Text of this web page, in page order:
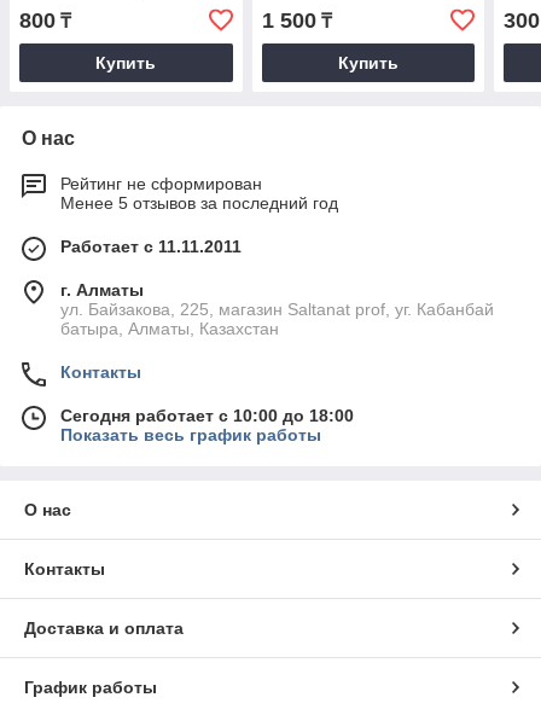
800 ₸
Купить
1 500₸
Купить
300
О нас
Рейтинг не сформирован
Менее 5 отзывов за последний год
Работает с 11.11.2011
г. Алматы
ул. Байзакова, 225, магазин Saltanat prof, уг. Кабанбай
батыра, Алматы, Казахстан
Контакты
Сегодня работает с 10:00 до 18:00
Показать весь график работы
О нас
Контакты
Доставка и оплата
График работы